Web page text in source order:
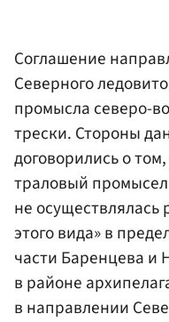
Соглашение
Северного
промысла северо-
трески. Стороны
договорились о
траловый
не осуществлялась
этого вида» в
части Баренцева и
в районе
в направлении